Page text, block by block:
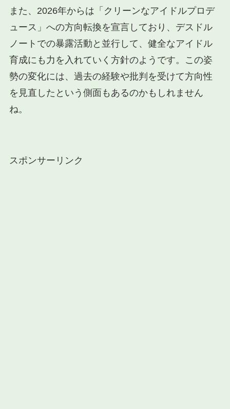
また、2026年からは「クリーンなアイドルプロデ
ュース」への方向転換を宣言しており、デスドル
ノートでの暴露活動と並行して、健全なアイドル
育成にも力を入れていく方針のようです。この姿
勢の変化には、過去の経験や批判を受けて方向性
を見直したという側面もあるのかもしれません
ね。
スポンサーリンク